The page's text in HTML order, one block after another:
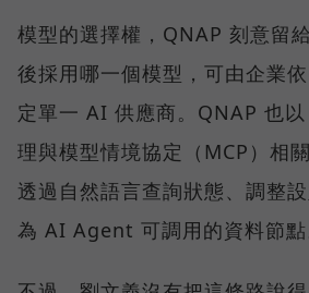
模型的選擇權，QNAP 刻意留
後採用哪一個模型，可由企業
定單一 AI 供應商。QNAP 也
理與模型情境協定（MCP）相
透過自然語言查詢狀態、調整
為 AI Agent 可調用的資料節點